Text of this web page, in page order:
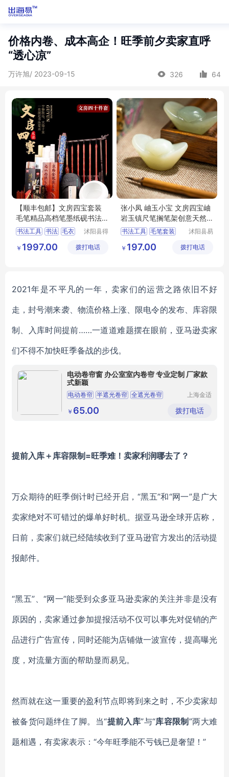
价格内卷、成本高企！旺季前夕卖家直呼
“透心凉”
万许旭/ 2023-09-15 326 64
【顺丰包邮】文房四宝套装
毛笔精品高档笔墨纸砚书法
专用成人专业
书法工具 书法 毛衣
沭阳县得
子商务有
￥ 1997.00 拨打电话
张小凤 岫玉小宝 文房四宝岫
岩玉镇尺笔搁笔架创意天然
玉石初学者
书法工具 毛笔套装
沭阳县易
子商务有
￥ 197.00 拨打电话
2021年是不平凡的一年，卖家们的运营之路依旧不好
走，封号潮来袭、 物流价格上涨、限电令的发布、库容限
制、入库时间提前……一道道难题摆在眼前，亚马逊卖家
们不得不加快旺季备战的步伐。
电动卷帘窗 办公室室内卷帘 专业定制 厂家款
式新颖
电动卷帘 半遮光卷帘 全遮光卷帘
工程卷帘
上海金适
有限公司
￥ 65.00 拨打电话
提前入库＋库容限制 =旺季难！卖家利润哪去了？
万众期待的旺季倒计时已经开启， “黑五”和“网一”是广大
卖家绝对不可错过的爆单好时机。据亚马逊全球开店称，
日前，卖家们就已经陆续收到了亚马逊官方发出的活动提
报邮件。
“黑五”、“网一”能受到众多亚马逊卖家的关注并非是没有
原因的，卖家通过参加提报活动不仅可以事先对促销的产
品进行广告宣传，同时还能为店铺做一波宣传，提高曝光
度，对流量方面的帮助显而易见。
然而就在这一重要的盈利节点即将到来之时，不少卖家却
被备货问题绊住了脚。当“提前入库”与“库容限制 ”两大难
题相遇，有卖家表示：“今年旺季能不亏钱已是奢望！”